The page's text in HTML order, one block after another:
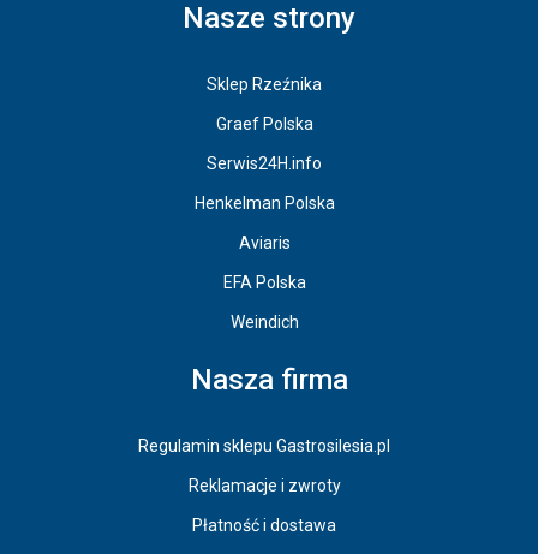
Nasze strony
Sklep Rzeźnika
Graef Polska
Serwis24H.info
Henkelman Polska
Aviaris
EFA Polska
Weindich
Nasza firma
Regulamin sklepu Gastrosilesia.pl
Reklamacje i zwroty
Płatność i dostawa